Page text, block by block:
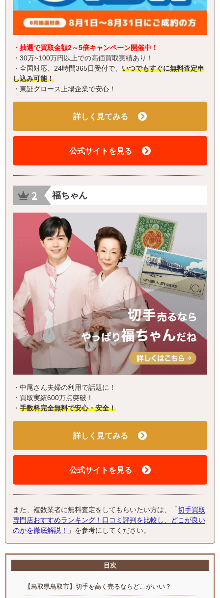
・抽選で買取金額2～5倍キャンペーン開催中！
・30万~100万円以上での高価買取実績あり！
・全国対応、24時間365日受付で、 いつでもすぐに無料査定申
し込み可能！
・東証グロース上場企業で安心！
詳しく見てみる
公式サイトを見る
福ちゃん
・中尾さん夫婦の利用で話題に！
・買取実績600万点突破！
・ 手数料完全無料で安心・安全！
詳しく見てみる
公式サイトを見る
また、複数業者に無料査定をしてもらいたい方は、「 切手買取
専門店おすすめランキング！口コミ評判を比較し、どこが良い
のかを徹底解説！
」を参考にしてください。
目次
【鳥取県鳥取市】切手を高く売るならどこがいい？